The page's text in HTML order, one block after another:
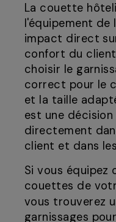
La couette
l'équipement de
impact direct
confort du
choisir le
correct pour le
et la taille
est une
directement
client et dans
Si vous équipez
couettes de
vous trouverez
garnissages